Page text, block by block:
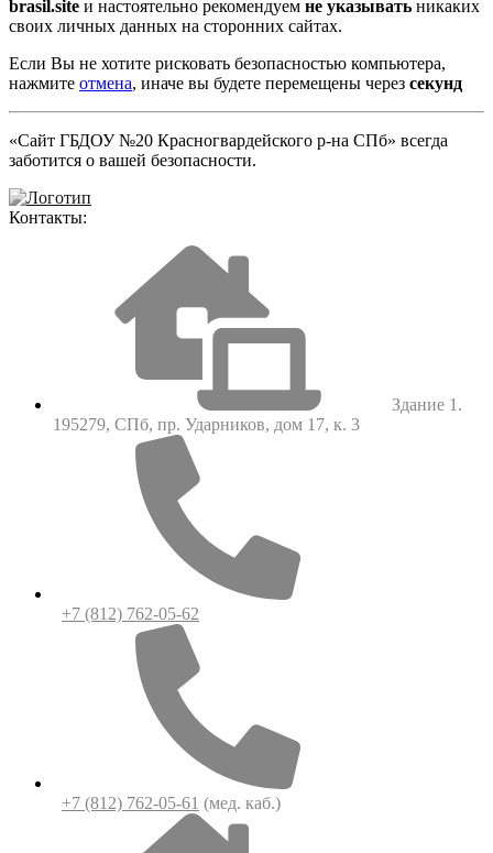
brasil.site и настоятельно рекомендуем не указывать никаких
своих личных данных на сторонних сайтах.
Если Вы не хотите рисковать безопасностью компьютера,
нажмите отмена, иначе вы будете перемещены через секунд
«Сайт ГБДОУ №20 Красногвардейского р-на СПб» всегда
заботится о вашей безопасности.
Контакты:
Здание 1.
195279, СПб, пр. Ударников, дом 17, к. 3
+7 (812) 762-05-62
+7 (812) 762-05-61 (мед. каб.)